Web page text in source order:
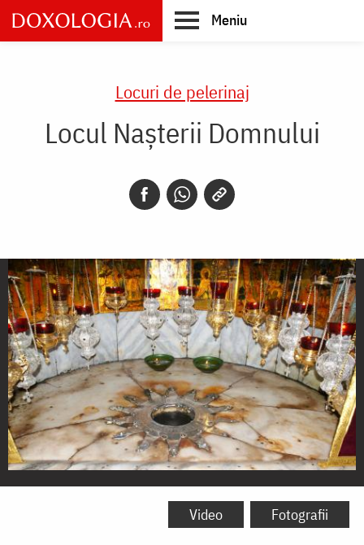
Skip
to
main
Meniu
Locuri de pelerinaj
Locul Nașterii Domnului
Locul
Video Fotografii